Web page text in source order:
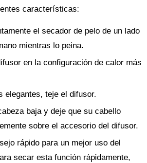
características:
el secador de pelo de un lado
mientras lo peina.
en la configuración de calor más
elegantes, teje el difusor.
baja y deje que su cabello
sobre el accesorio del difusor.
rápido para un mejor uso del
secar esta función rápidamente,